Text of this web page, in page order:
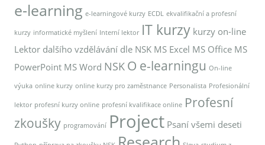
e-learning e-learningové kurzy ECDL ekvalifikační a profesní
kurzy informatické myšlení Interní lektor IT kurzy kurzy on-line
Lektor dalšího vzdělávání dle NSK MS Excel MS Office MS
PowerPoint MS Word NSK O e-learningu On-line
výuka online kurzy online kurzy pro zaměstnance Personalista Profesionální
lektor profesní kurzy online profesní kvalifikace online Profesní
zkoušky programování Project Psaní všemi deseti